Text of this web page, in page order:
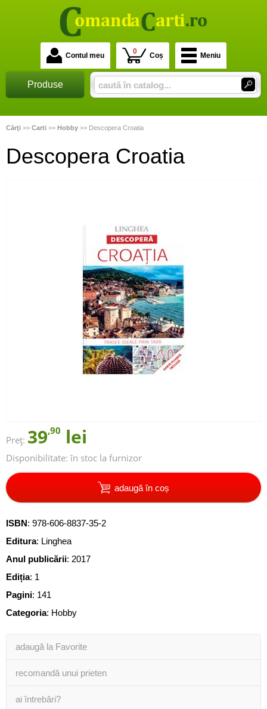
Contul meu 0 Coș Meniu
Produse
Cărţi >> Carti >> Hobby >> Descopera Croatia
Descopera Croatia
Preț: 39,90 lei
Disponibilitate: în stoc la furnizor
adaugă în coș
ISBN: 978-606-8837-35-2
Editura: Linghea
Anul publicării: 2017
Ediția: 1
Pagini: 141
Categoria: Hobby
adaugă la Favorite
recomandă unui prieten
ai întrebări?